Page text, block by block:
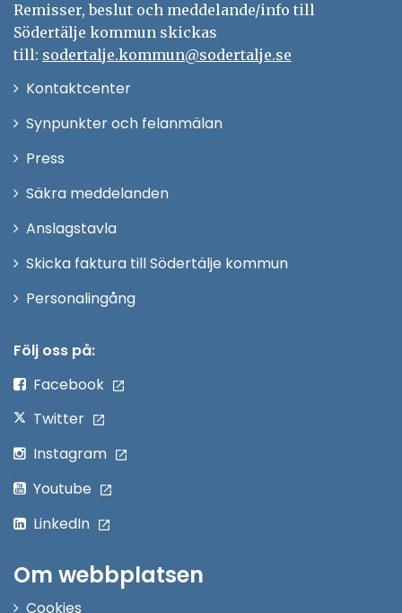
Remisser, beslut och meddelande/info till
Södertälje kommun skickas
till: sodertalje.kommun@sodertalje.se
KontaktcenterÖppna
Synpunkter och felanmälan
Press
fönster
Säkra meddelanden
Anslagstavla
Skicka faktura till Södertälje kommun
PersonalingångÖppna
Följ oss på:
Facebook
Twitter
Instagram
Youtube
LinkedIn
Om webbplatsen
Cookies